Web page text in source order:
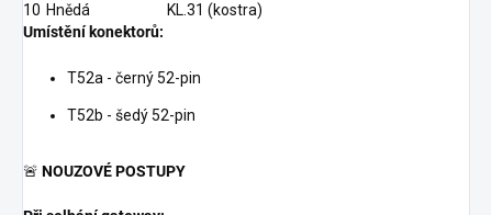
10 Hnědá
KL.31 (kostra)
Umístění konektorů:
T52a - černý 52-pin
T52b - šedý 52-pin
🚨 NOUZOVÉ POSTUPY